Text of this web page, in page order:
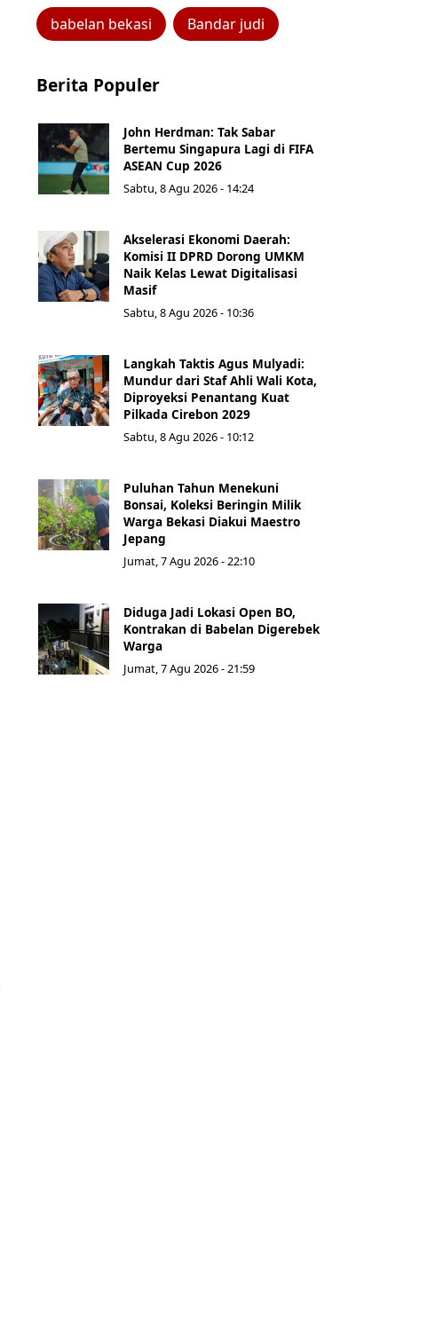
babelan bekasi Bandar judi
Berita Populer
John Herdman: Tak Sabar
Bertemu Singapura Lagi di FIFA
ASEAN Cup 2026
Sabtu, 8 Agu 2026 - 14:24
Akselerasi Ekonomi Daerah:
Komisi II DPRD Dorong UMKM
Naik Kelas Lewat Digitalisasi
Masif
Sabtu, 8 Agu 2026 - 10:36
Langkah Taktis Agus Mulyadi:
Mundur dari Staf Ahli Wali Kota,
Diproyeksi Penantang Kuat
Pilkada Cirebon 2029
Sabtu, 8 Agu 2026 - 10:12
Puluhan Tahun Menekuni
Bonsai, Koleksi Beringin Milik
Warga Bekasi Diakui Maestro
Jepang
Jumat, 7 Agu 2026 - 22:10
Diduga Jadi Lokasi Open BO,
Kontrakan di Babelan Digerebek
Warga
Jumat, 7 Agu 2026 - 21:59